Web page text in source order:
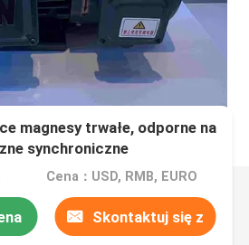
magnesy trwałe, odporne na
synchroniczne
Cena：USD, RMB, EURO
Skontaktuj się z